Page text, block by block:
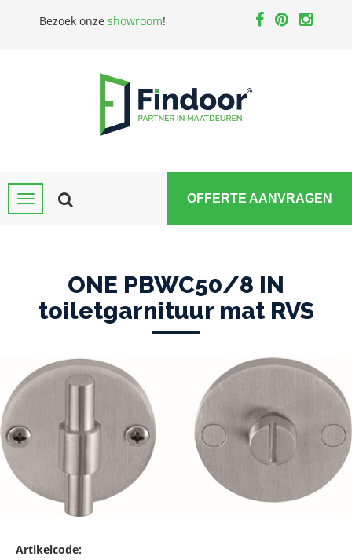
Bezoek onze showroom!
OFFERTE AANVRAGEN
ONE PBWC50/8 IN
toiletgarnituur mat RVS
Artikelcode: